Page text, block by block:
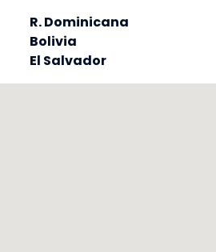
R. Dominicana
Bolivia
El Salvador